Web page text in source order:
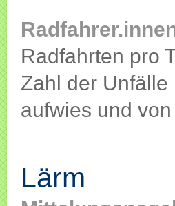
Radfahrten pro
Zahl der
aufwies und
Lärm